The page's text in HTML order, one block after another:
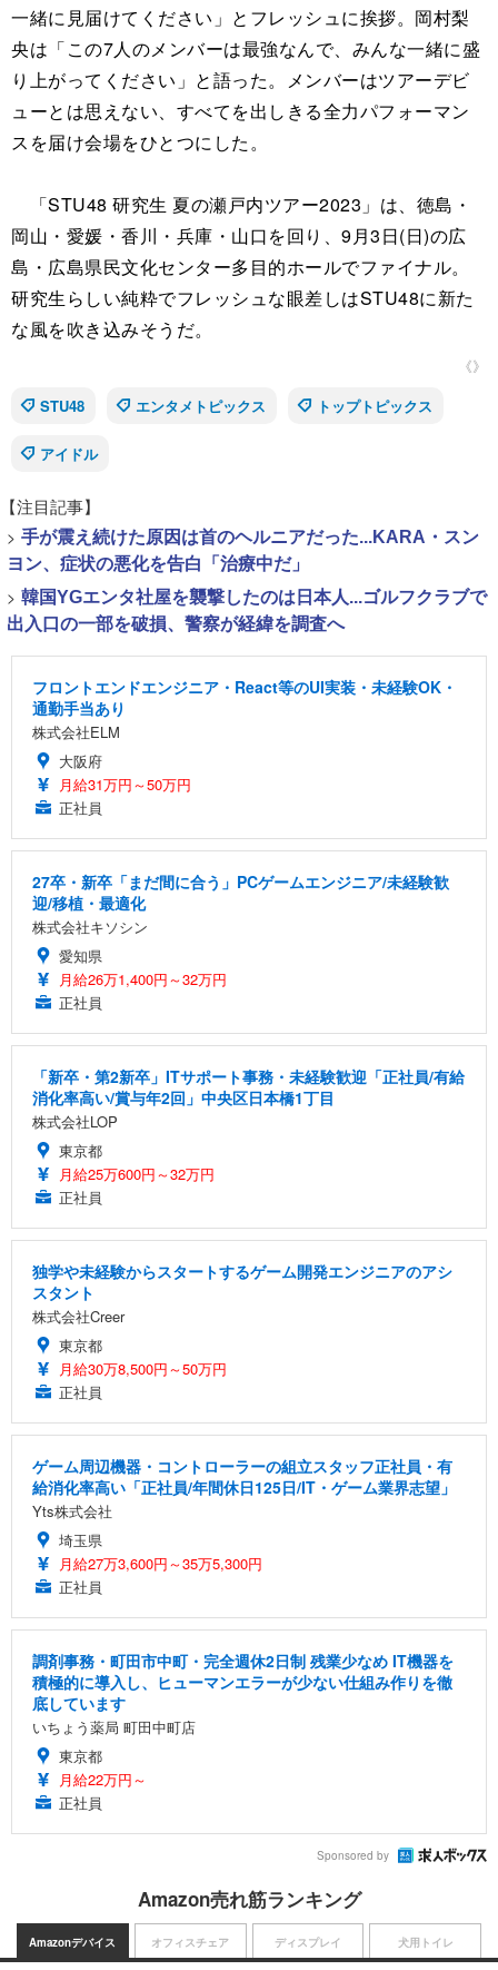
一緒に見届けてください」とフレッシュに挨拶。岡村梨
央は「この7人のメンバーは最強なんで、みんな一緒に盛
り上がってください」と語った。メンバーはツアーデビ
ューとは思えない、すべてを出しきる全力パフォーマン
スを届け会場をひとつにした。
「STU48 研究生 夏の瀬戸内ツアー2023」は、徳島・
岡山・愛媛・香川・兵庫・山口を回り、9月3日(日)の広
島・広島県民文化センター多目的ホールでファイナル。
研究生らしい純粋でフレッシュな眼差しはSTU48に新た
な風を吹き込みそうだ。
《》
STU48
エンタメトピックス トップトピックス
アイドル
【注目記事】
> 手が震え続けた原因は首のヘルニアだった...KARA・スン
ヨン、症状の悪化を告白「治療中だ」
> 韓国YGエンタ社屋を襲撃したのは日本人...ゴルフクラブで
出入口の一部を破損、警察が経緯を調査へ
フロントエンドエンジニア・React等のUI実装・未経験OK・
通勤手当あり
株式会社ELM
大阪府
月給31万円～50万円
正社員
27卒・新卒「まだ間に合う」PCゲームエンジニア/未経験歓
迎/移植・最適化
株式会社キソシン
愛知県
月給26万1,400円～32万円
正社員
「新卒・第2新卒」ITサポート事務・未経験歓迎「正社員/有給
消化率高い/賞与年2回」中央区日本橋1丁目
株式会社LOP
東京都
月給25万600円～32万円
正社員
独学や未経験からスタートするゲーム開発エンジニアのアシ
スタント
株式会社Creer
東京都
月給30万8,500円～50万円
正社員
ゲーム周辺機器・コントローラーの組立スタッフ正社員・有
給消化率高い「正社員/年間休日125日/IT・ゲーム業界志望」
Yts株式会社
埼玉県
月給27万3,600円～35万5,300円
正社員
調剤事務・町田市中町・完全週休2日制 残業少なめ IT機器を
積極的に導入し、ヒューマンエラーが少ない仕組み作りを徹
底しています
いちょう薬局 町田中町店
東京都
月給22万円～
正社員
Sponsored by
Amazon売れ筋ランキング
Amazonデバイス オフィスチェア ディスプレイ 犬用トイレ